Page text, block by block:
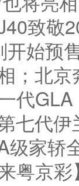
致敬
始预
；北
代
七代
级家轿